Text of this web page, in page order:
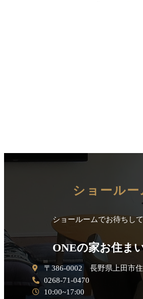
ショールー
ショールームでお待ちし
ONEの家お住ま
〒386-0002 長野県上田市
0268-71-0470
10:00~17:00